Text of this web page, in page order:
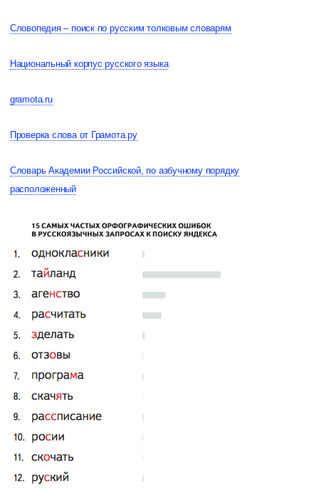
Словопедия – поиск по русским толковым словарям
Национальный корпус русского языка
gramota.ru
Проверка слова от Грамота.ру
Словарь Академии Российской, по азбучному порядку
расположенный